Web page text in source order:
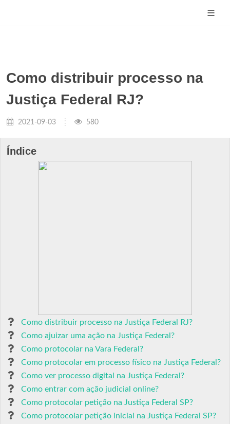
Como distribuir processo na
Justiça Federal RJ?
2021-09-03 580
Índice
Como distribuir processo na Justiça Federal RJ?
Como ajuizar uma ação na Justiça Federal?
Como protocolar na Vara Federal?
Como protocolar em processo físico na Justiça Federal?
Como ver processo digital na Justiça Federal?
Como entrar com ação judicial online?
Como protocolar petição na Justiça Federal SP?
Como protocolar petição inicial na Justiça Federal SP?